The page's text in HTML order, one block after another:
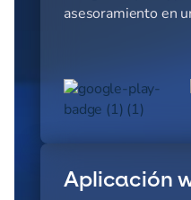
asesoramiento en
Aplicación